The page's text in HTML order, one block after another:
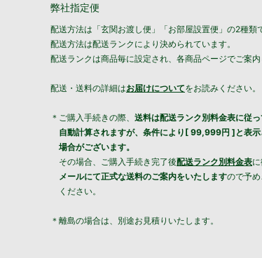
弊社指定便
配送方法は「玄関お渡し便」「お部屋設置便」の2種類
配送方法は配送ランクにより決められています。
配送ランクは商品毎に設定され、各商品ページでご案内
配送・送料の詳細はお届けについてをお読みください。
＊ご購入手続きの際、 送料は配送ランク別料金表に従っ
自動計算されますが、条件により[ 99,999円 ]と表示
場合がございます。
その場合、ご購入手続き完了後配送ランク別料金表
メールにて正式な送料のご案内をいたしますので予
ください。
＊離島の場合は、別途お見積りいたします。